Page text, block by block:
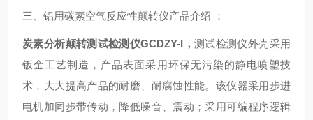
三、铝用碳素空气反应性颠转仪产品介绍 ：
炭素分析颠转测试检测仪GCDZY-I ， 测试检测仪外壳采用
钣金工艺制造，产品表面采用环保无污染的静电喷塑技
术，大大提高产品的耐磨、耐腐蚀性能。该仪器采用步进
电机加同步带传动，降低噪音、震动；采用可编程序逻辑